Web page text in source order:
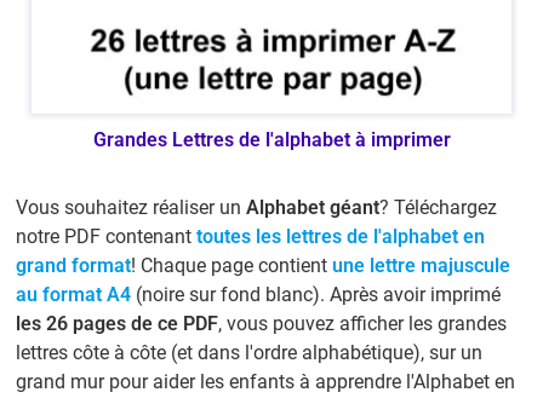
Grandes Lettres de l'alphabet à imprimer
Vous souhaitez réaliser unAlphabet géant? Téléchargez
notre PDF contenanttoutes les lettres de l'alphabet en
grand format! Chaque page contientune lettre majuscule
au format A4 (noire sur fond blanc). Après avoir imprimé
les 26 pages de ce PDF, vous pouvez afficher les grandes
lettres côte à côte (et dans l'ordre alphabétique), sur un
grand mur pour aider les enfants à apprendre l'Alphabet en